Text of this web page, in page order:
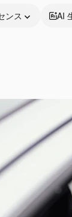
ンス AI
リエイティブ制作
ム。クリエイタ
オを含む100万